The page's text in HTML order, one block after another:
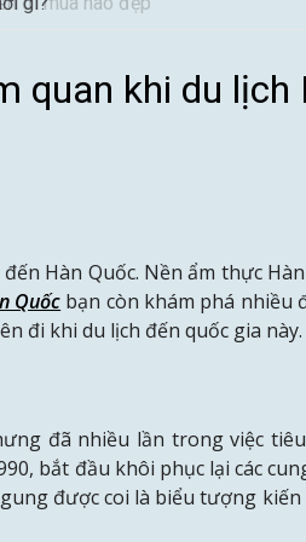
quan khi du lịch
Hàn Quốc. Nền ẩm thực
Quốc bạn còn khám phá nhiều
đi khi du lịch đến quốc gia này.
đã nhiều lần trong việc
bắt đầu khôi phục lại các
được coi là biểu tượng